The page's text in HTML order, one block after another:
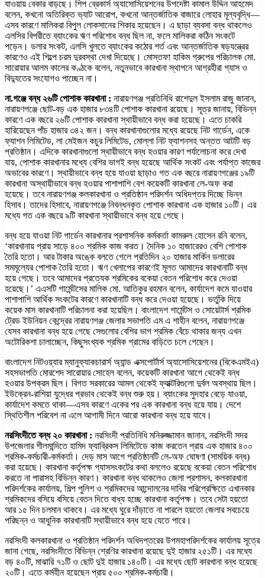
যাওয়ায় বেকার বাড়ছে। শিপ ব্রেকার্স অ্যাসোসিয়েশনের উপদেষ্টা কামাল উদ্দিন আহমেদ
বলেন, কখনো অতিরিক্ত ভ্যাট আরোপ, কখনো আন্তর্জাতিক বাজারে লোহার মূল্যবৃদ্ধি—
এসব কারণে মালিকরা বিপুল লোকসানের শিকার হয়েছেন। এ ছাড়া ব্যবসা বন্ধ থাকলেও
এলসির বিপরীতে ব্যাংকের ঋণ পরিশোধ বন্ধ ছিল না, ফলে মালিকরা কঠিন সংকটে
পড়েন। ডলার সংকট, এলসি খুলতে ব্যাংকের কঠোর শর্ত এবং আন্তর্জাতিক ষড়যন্ত্রের
কারণেও এই শিল্পে চরম দুরবস্থা দেখা দিয়েছে। মোস্তফা হাকিম গ্রুপের পরিচালক মো.
সারোয়ার আলম কালের কণ্ঠকে বলেন, নতুনভাবে কারখানা স্থাপনে আগ্রহীরা গ্যাস ও
বিদ্যুতের সংযোগও পাচ্ছেন না।
না.গঞ্জে বন্ধ ২৬টি পোশাক কারখানা : নারায়ণগঞ্জ প্রতিনিধি রাশেদুল ইসলাম রাজু জানান,
নারায়ণগঞ্জে ছোট-বড় এক হাজার ৮৩৪টি পোশাক কারখানা রয়েছে। সূত্র জানায়, বিভিন্ন
কারণে এক বছরে ২৬টি পোশাক কারখানা স্থায়ীভাবে বন্ধ করা হয়েছে। এতে চাকরি
হারিয়েছেন পাঁচ হাজার ৩৪২ জন। বন্ধ কারখানাগুলোর মধ্যে রয়েছে নিট গার্ডেন, একে
ফ্যাশন লিমিটেড, লা মেইজন কচুর লিমিটেড, মোল্লা নিট ফ্যাশনসহ অন্তত আটটি বড়
প্রতিষ্ঠান। এদিকে কারখানাগুলো স্থায়ীভাবে বন্ধ হওয়ার কারণ পর্যালোচনা করে দেখা
যায়, পোশাক কারখানার মধ্যে বেশির ভাগই বন্ধ হয়েছে আর্থিক সংকট এবং পর্যাপ্ত কাজের
অভাবের কারণে। স্থায়ীভাবে বন্ধ হয়ে যাওয়া ছাড়াও গত এক বছরে নারায়ণগঞ্জের ১৯টি
কারখানা অস্থায়ীভাবে বন্ধ হওয়ার পাশাপাশি বেশ কয়েকটি কারখানা লে-অফ করা
হয়েছে। তবে নারায়ণগঞ্জ কলকারখানা ও প্রতিষ্ঠান পরিদর্শন অধিদপ্তর দিচ্ছে ভিন্ন
হিসাব। তাদের হিসাবে, নারায়ণগঞ্জে নিবন্ধনকৃত পোশাক কারখানা এক হাজার ১০টি। এর
মধ্যে গত এক বছরে ৯টি কারখানা স্থায়ীভাবে বন্ধ হয়ে গেছে।
বন্ধ হয়ে যাওয়া নিট গার্ডেন কারখানার প্রশাসনিক কর্মকর্তা কামরুল হোসেন রনি বলেন,
‘কারখানায় প্রায় সাড়ে ৪০০ শ্রমিক কাজ করত। দৈনিক ১০ হাজারেরও বেশি পোশাক
তৈরি হতো। আর টাকার অঙ্কে বলতে গেলে প্রতিদিন ২০ হাজার মার্কিন ডলারের
সমমূল্যের পোশাক তৈরি হতো। ঋণ খেলাপের কারণেই মূলত আমাদের কারখানাটি বন্ধ
হয়ে গেছে। তবে আমাদের প্রত্যেক শ্রমিকের বকেয়া বেতন পরিশোধ করে দেওয়া
হয়েছে।’ এএসটি গার্মেন্টসের মালিক মো. আতিকুর রহমান বলেন, কার্যাদেশ কমে যাওয়ার
পাশাপাশি আর্থিক সংকটের কারণে কারখানাটি বন্ধ করে দেওয়া হয়েছে। ভর্তুকি দিয়ে
কয়েক মাস কারখানাটি পরিচালনা করা হয়েছিল। বাংলাদেশ গার্মেন্টস ও সোয়েটার্স শ্রমিক
ট্রেড ইউনিয়ন কেন্দ্রের নারায়ণগঞ্জ জেলার সভাপতি এম এ শাহীন বলেন, নারায়ণগঞ্জে
যেসব কারখানা বন্ধ হয়ে গেছে সেগুলোর বেশির ভাগ শ্রমিক বেঁচে থাকার জন্য এখন
অটোরিকশা চালাচ্ছেন, কিছুসংখ্যক শ্রমিক গ্রামের বাড়িতে চলে গেছেন।
বাংলাদেশ নিটওয়্যার ম্যানুফ্যাকচারার্স অ্যান্ড এক্সপোর্টার্স অ্যাসোসিয়েশনের (বিকেএমইএ)
সহসভাপতি মোরশেদ সারোয়ার সোহেল বলেন, কয়েকটি কারখানা আগে থেকেই বন্ধ
হওয়ার উপক্রম ছিল। বিগত সরকারের আমল থেকেই ফ্যাক্টরিগুলো দুর্বল অবস্থায় ছিল।
ইউক্রেন-রাশিয়া যুদ্ধের প্রভাব থেকেই বন্ধ শুরু হয়। ব্যাংকের সুদহার বেড়ে যাওয়া,
কার্যাদেশ কমতে থাকা—এসব কারণে একের পর এক কারখানা বন্ধ হয়ে যায়। দেশে
স্থিতিশীল পরিবেশ না এলে আগামী দিনে আরো কারখানা বন্ধ হয়ে যাবে।
নরসিংদীতে বন্ধ ২০ কারখানা : নরসিংদী প্রতিনিধি মনিরুজ্জামান জানান, নরসিংদী সদর
উপজেলার শীলমান্দিতে হামিদ ফ্যাব্রিকস লিমিটেডে কাজ করতেন প্রায় এক হাজার ৪০০
শ্রমিক-কর্মচারী-কর্মকর্তা। দেড় মাস আগে প্রতিষ্ঠানটি লে-অফ ঘোষণা (সাময়িক বন্ধ)
করা হয়েছে। কারখানা কর্তৃপক্ষ গ্যাসসংকটের কথা বললেও রয়েছে বকেয়া বেতন পরিশোধ
করতে না পারাসহ বিভিন্ন কারণ। কারখানা বন্ধ থাকলেও জেলা প্রশাসন, কলকারখানা
পরিদর্শকের কার্যালয়, শিল্প পুলিশ ও শ্রমিকদের আন্দোলনের দাবির পরিপ্রেক্ষিতে এখানকার
শ্রমিকদের বসিয়ে বসিয়ে বেতন দিতে বাধ্য হচ্ছে কারখানা কর্তৃপক্ষ। তবে সেটা হয়তো
আর ১৫ দিন চলমান থাকবে। এর মধ্যে ঘুরে দাঁড়াতে না পারলে হয়তো জেলার সবচেয়ে
পরিছন্ন ও আধুনিক কারখানাটি স্থায়ীভাবে বন্ধ হয়ে যেতে পারে।
নরসিংদী কলকারখানা ও প্রতিষ্ঠান পরিদর্শন অধিদপ্তরের উপমহাপরিদর্শকের কার্যালয় সূত্রে
জানা গেছে, নরসিংদীতে বিভিন্ন শ্রেণির কারখানা রয়েছে দুই হাজার ২৫১টি। এর মধ্যে
বড় ৪০টি, মাঝারি ৭১টি ও ছোট দুই হাজার ১৪০টি। এর মধ্যে ছোট কারখানা বন্ধ হয়েছে
২০টি। এতে কর্মহীন হয়েছেন প্রায় ৫০০ শ্রমিক-কর্মচারী।